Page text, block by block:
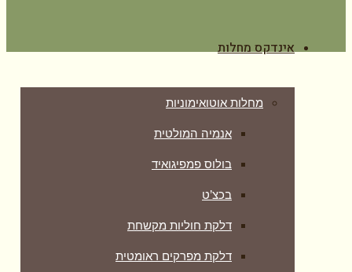
אינדקס מחלות
מחלות אוטואימוניות
אנמיה המולטית
בולוס פמפיגואיד
בכצ’ט
דלקת חוליות מקשחת
דלקת מפרקים ראומטית